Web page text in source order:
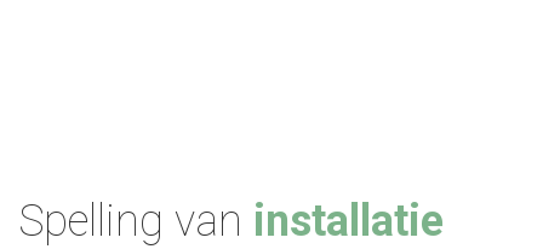
Spelling van installatie